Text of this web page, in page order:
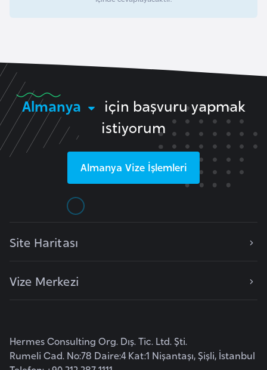
Almanya
için başvuru yapmak
istiyorum
Almanya Vize İşlemleri
Site Haritası
Vize Merkezi
Hermes Consulting Org. Dış. Tic. Ltd. Şti.
Rumeli Cad. No:78 Daire:4 Kat:1 Nişantaşı, Şişli, İstanbul
t
r
e
I
r
n
İ